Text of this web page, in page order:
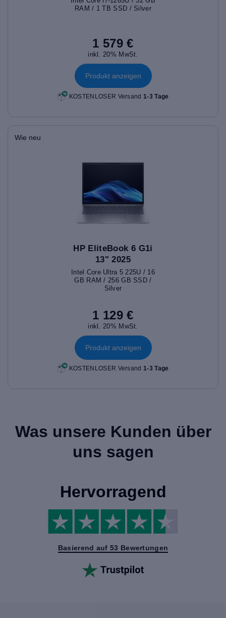
RAM / 1 TB SSD / Silver
1 579 €
inkl. 20% MwSt.
Produkt anzeigen
KOSTENLOSER Versand 1-3 Tage
Wie neu
HP EliteBook 6 G1i
13" 2025
Intel Core Ultra 5 225U / 16
GB RAM / 256 GB SSD /
Silver
1 129 €
inkl. 20% MwSt.
Produkt anzeigen
KOSTENLOSER Versand1-3 Tage
Was unsere Kunden über
uns sagen
Hervorragend
Basierend auf 53 Bewertungen